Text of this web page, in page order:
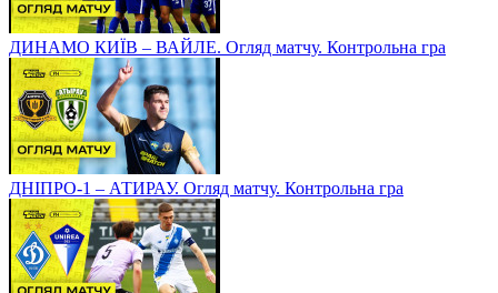
ДИНАМО КИЇВ – ВАЙЛЕ. Огляд матчу. Контрольна гра
ДНІПРО-1 – АТИРАУ. Огляд матчу. Контрольна гра